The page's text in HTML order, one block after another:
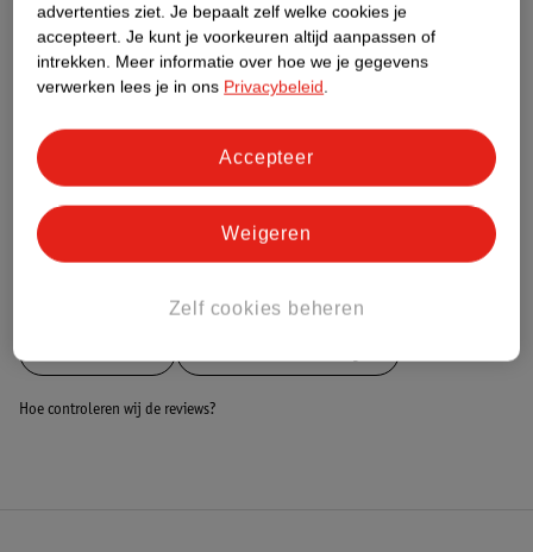
Nature Impact Score
Dit product heeft (nog) geen Nature
Impact Score.
Bestel & Bezorginformatie
Hoe controleren wij de reviews?
advertenties ziet. Je bepaalt zelf welke cookies je
accepteert. Je kunt je voorkeuren altijd aanpassen of
intrekken. Meer informatie over hoe we je gegevens
verwerken lees je in ons Privacybeleid.
Zelf cookies beheren
Weigeren
Accepteer